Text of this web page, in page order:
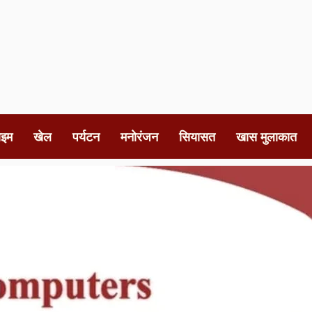
खेल पर्यटन मनोरंजन सियासत खास मुलाकात